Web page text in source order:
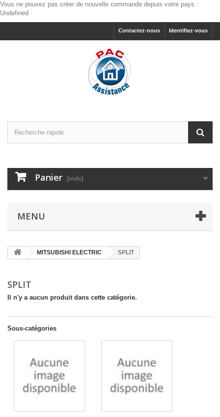
Vous ne pouvez pas créer de nouvelle commande depuis votre pays :
Undefined
Identifiez-vous
Contactez-nous
Panier (vide)
MENU
MITSUBISHI ELECTRIC SPLIT
SPLIT
Il n'y a aucun produit dans cette catégorie.
Sous-catégories